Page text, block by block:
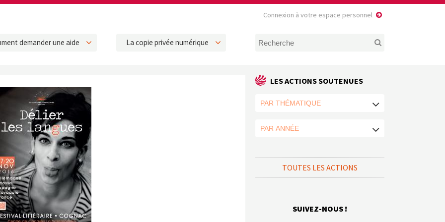
demander une aide La copie privée numérique
Connexion à votre espace personnel
LES ACTIONS SOUTENUES
TOUTES LES ACTIONS
SUIVEZ-NOUS !